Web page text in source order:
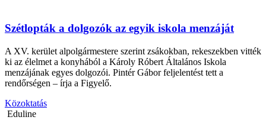
Szétlopták a dolgozók az egyik iskola menzáját
A XV. kerület alpolgármestere szerint zsákokban, rekeszekben vitték
ki az élelmet a konyhából a Károly Róbert Általános Iskola
menzájának egyes dolgozói. Pintér Gábor feljelentést tett a
rendőrségen – írja a Figyelő.
Közoktatás
Eduline